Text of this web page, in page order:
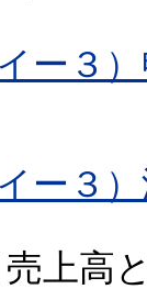
ー３
ー３
高と